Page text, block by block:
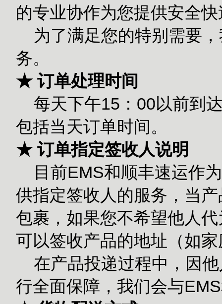
的专业协作为您提供安全
为了满足您的特别需要
务。
★ 订单处理时间
每天下午15：00以前到
包括当天订单时间。
★ 订单指定签收人说明
目前EMS和顺丰速运作
供指定签收人的服务，当
包裹，如果您不希望他人
可以签收产品的地址（如
在产品投递过程中，因他
行全面保障，我们会与